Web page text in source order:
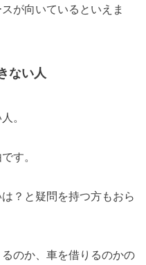
が向いているといえま
ない人
。
す。
？と疑問を持つ方もおら
のか、車を借りるのかの